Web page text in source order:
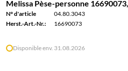
Melissa Pèse-personne
N° d'article
04.80.3043
Herst.-Art.-Nr.:
16690073
Disponible env. 31.08.2026